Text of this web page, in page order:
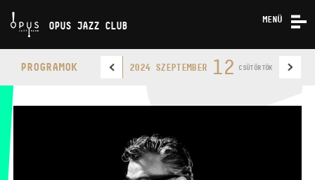
OPUS JAZZ CLUB
MENÜ
RÓLUNK
KAPCSOLAT
PROGRAMOK 2024 SZEPTEMBER 12 CSÜTÖRTÖK